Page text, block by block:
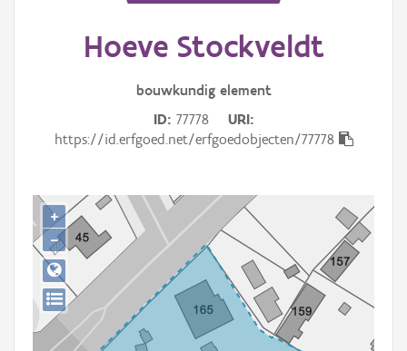
Erfgoedobject
Gebeurtenis
Persoon of collectief
Downloads
Hergebruik
Hoeve Stockveldt
bouwkundig element
ID 77778
URI
https://id.erfgoed.net/erfgoedobjecten/77778
+
−